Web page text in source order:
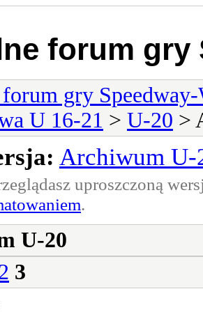
forum gry
gry
U 16-21 > U-20 >
Archiwum U-
uproszczoną
.
U-20
3